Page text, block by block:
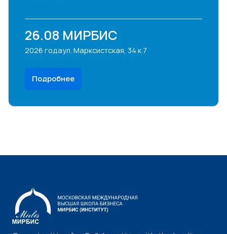
26.08
2026 года
МИРБИС
ул. Марксистская, 34 к.7
Подробнее